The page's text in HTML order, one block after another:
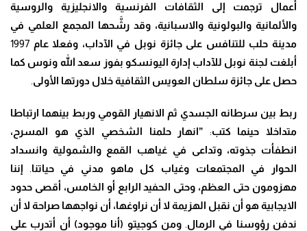
أعمال ترجمت إلى الثقافات الفرنسية والانجليزية والروسية
والألمانية والبولونية والاسبانية، وقد رشَّحها المجمع العلمي في
مدينة حلب للتنافس على جائزة نوبل في الآداب، وفعلا عام 1997
أبلغت لجنة نوبل للآداب إدارة اليونسكو بفوز سعد الله ونوس كما
حصل على جائزة سلطان العويس الثقافية خلال دورتها الأولى
ربط بين سرطانه الجسدي ثم الانهيار القومي وربط بينهما ارتباطا
متداخلا حينما كتب: ”انهار حلمنا الشخصي الذي هو المسرح ،
انطفأت جذوته، وتداعى في غياهب القمع والشمولية وانسداد
الحوار في المجتمعات وغياب كل ماهو مدني في حياتنا
إننا
مهزومون حتى العظم، وحتى الحفيد الرابع أو الخامس، أقصى حدود
الايجابية هو أن نقبل الهزيمة لا أن نراوغها، أن نواجهها صراحة لا أن
ندفن رؤوسنا في الرمال .ومن كوجيتو (أنا موجود) أن أتدرب على